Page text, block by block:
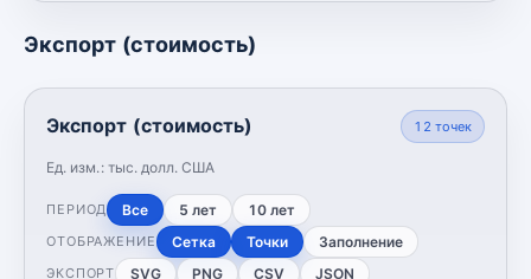
Экспорт (стоимость)
Экспорт (стоимость)
Ед. изм.: тыс. долл. США
12 точек
ПЕРИОД Все 5 лет 10 лет
ОТОБРАЖЕНИЕ Сетка Точки Заполнение
ЭКСПОРТ SVG PNG CSV JSON